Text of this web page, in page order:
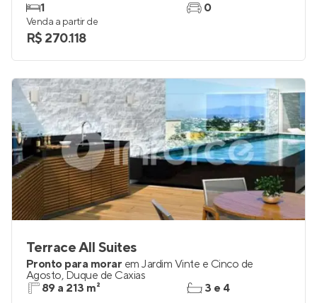
1
0
Venda a partir de
R$ 270.118
Terrace All Suites
Pronto para morar em Jardim Vinte e Cinco de
Agosto, Duque de Caxias
89 a 213 m²
3 e 4